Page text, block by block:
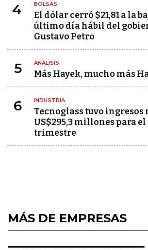
4 BOLSAS
El dólar cerró $21,81 a la
último día hábil del
Gustavo Petro
5 ANÁLISIS
Más Hayek, mucho más
6 INDUSTRIA
Tecnoglass tuvo ingresos
US$295,3 millones para el
trimestre
MÁS DE EMPRESAS